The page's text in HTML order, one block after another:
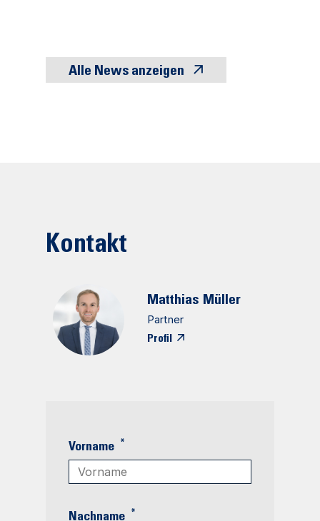
Alle News anzeigen
Kontakt
Matthias Müller
Partner
Profil
Vorname *
Nachname *